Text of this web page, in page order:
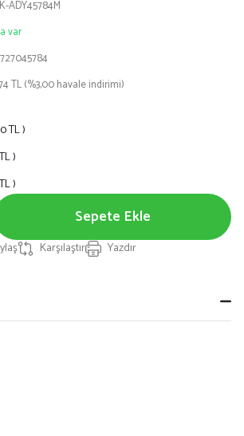
ADY45784M
var
TL (%3,00 havale indirimi)
TL )
)
)
Sepete Ekle
Karşılaştır Yazdır